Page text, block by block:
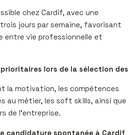
chez Cardif, avec une
jours par semaine, favorisant
entre vie professionnelle et
lors de la sélection des
la motivation, les compétences
au métier, les soft skills, ainsi que
de l’entreprise.
candidature spontanée à Cardif